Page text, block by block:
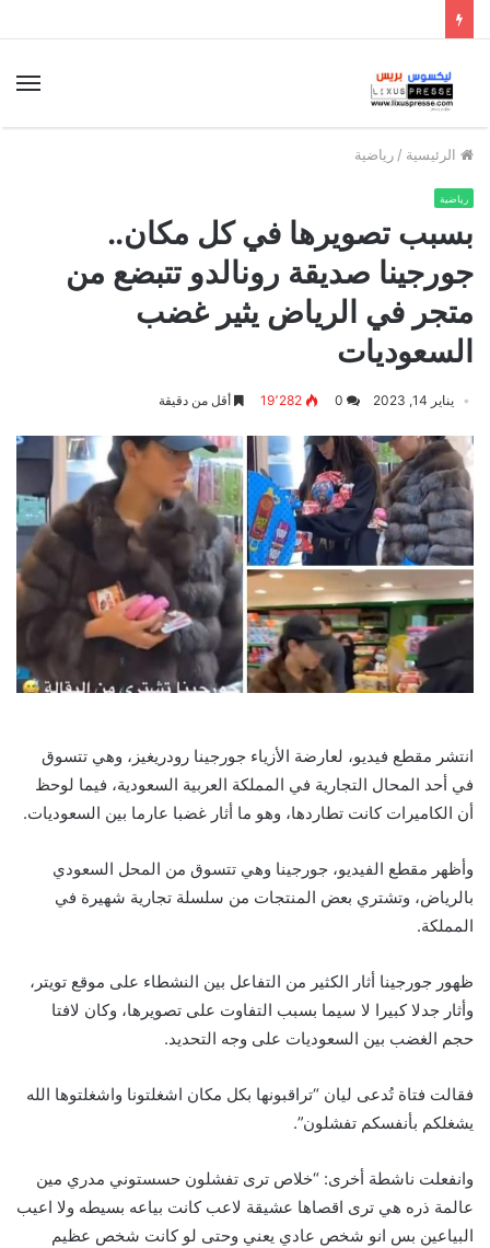
الرئيسية / رياضية
رياضية
بسبب تصويرها في كل مكان..
جورجينا صديقة رونالدو تتبضع من
متجر في الرياض يثير غضب
السعوديات
يناير 14, 2023 19٬282 أقل من دقيقة
انتشر مقطع فيديو، لعارضة الأزياء جورجينا رودريغيز، وهي تتسوق
في أحد المحال التجارية في المملكة العربية السعودية، فيما لوحظ
أن الكاميرات كانت تطاردها، وهو ما أثار غضبا عارما بين السعوديات.
وأظهر مقطع الفيديو، جورجينا وهي تتسوق من المحل السعودي
بالرياض، وتشتري بعض المنتجات من سلسلة تجارية شهيرة في
المملكة.
ظهور جورجينا أثار الكثير من التفاعل بين النشطاء على موقع تويتر،
وأثار جدلا كبيرا لا سيما بسبب التفاوت على تصويرها، وكان لافتا
حجم الغضب بين السعوديات على وجه التحديد.
فقالت فتاة تُدعى ليان “تراقبونها بكل مكان اشغلتونا واشغلتوها الله
يشغلكم بأنفسكم تفشلون”.
وانفعلت ناشطة أخرى: “خلاص ترى تفشلون حسستوني مدري مين
عالمة ذره هي ترى اقصاها عشيقة لاعب كانت بياعه بسيطه ولا اعيب
البياعين بس انو شخص عادي يعني وحتى لو كانت شخص عظيم